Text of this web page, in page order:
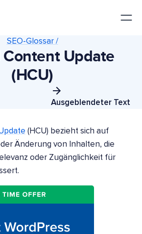
SEO-Glossar /
Update
(HCU)
Ausgeblendeter Text
(HCU) bezieht sich auf
Änderung von Inhalten, die
oder Zugänglichkeit für